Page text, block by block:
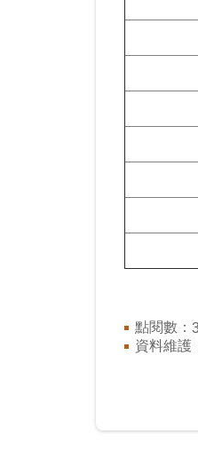
點閱數：
資料維護